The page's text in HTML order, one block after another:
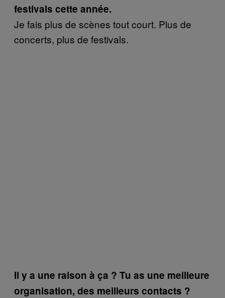
festivals cette année.
Je fais plus de scènes tout court. Plus de
concerts, plus de festivals.
Il y a une raison à ça ? Tu as une meilleure
organisation, des meilleurs contacts ?